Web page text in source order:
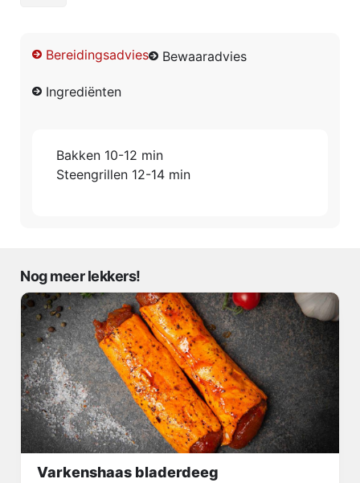
Bereidingsadvies Bewaaradvies
Ingrediënten
Bakken 10-12 min
Steengrillen 12-14 min
Nog meer lekkers!
Varkenshaas bladerdeeg